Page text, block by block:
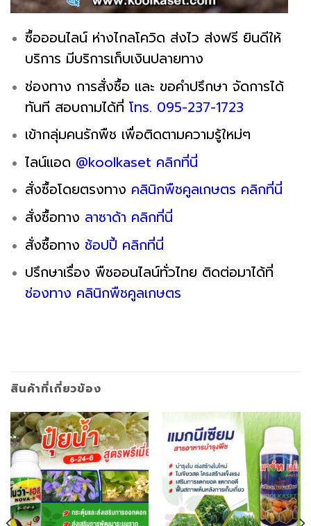
ซื้อออนไลน์ ห่างไกลโควิด ส่งไว ส่งฟรี ยินดีให้
บริการ มีบริการเก็บเงินปลายทาง
ช่องทาง การสั่งซื้อ และ ขอคำปรึกษา จัดการได้
ทันที สอบถามได้ที่ โทร. 095-237-1723
เข้ากลุ่มคนรักพืช เพื่อติดตามความรู้ใหม่ๆ
ไลน์แอด @koolkaset คลิกที่นี่
สั่งซื้อโดยตรงทาง คลินิกพืชคูลเกษตร คลิกที่นี่
สั่งซื้อทาง ลาซาด้า คลิกที่นี่
สั่งซื้อทาง ช้อปปี้ คลิกที่นี่
ปรึกษาเรื่อง พืชออนไลน์ทั่วไทย ติดต่อมาได้ที่
ช่องทาง คลินิกพืชคูลเกษตร
สินค้าที่เกี่ยวข้อง